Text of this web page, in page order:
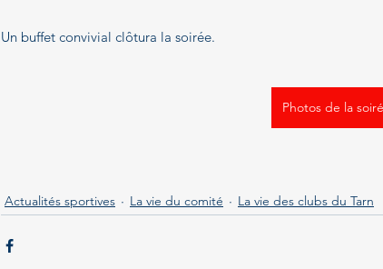
Un buffet convivial clôtura la soirée.
Photos de la
Actualités sportives La vie du comité La vie des clubs du Tarn